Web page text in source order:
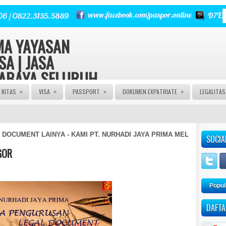
YAYASAN
| JASA
SELURUH
Izin PT CV FIRMA
| JASA PASPOR RUSAK |
KITAS | JASA
AGEN VISA | JASA VISA
PASPOR | JASA PEMBUATAN
KITAS » VISA » PASSPORT » DOKUMEN EXPATRIATE »
LAINYA - KAMI PT. NURHADI JAYA PRIMA MELAYANI